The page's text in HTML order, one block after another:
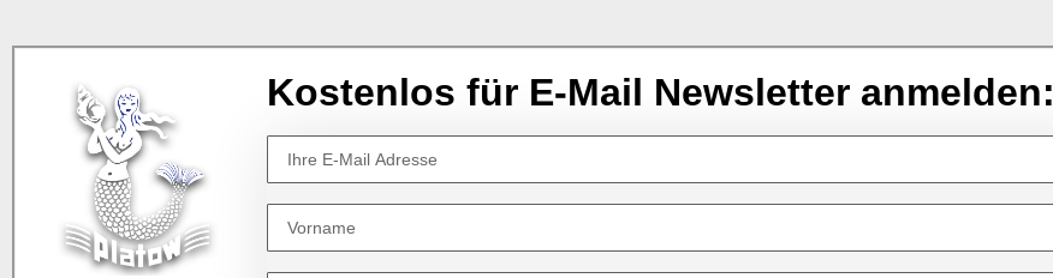
Kostenlos für E-Mail Newsletter anmelden: